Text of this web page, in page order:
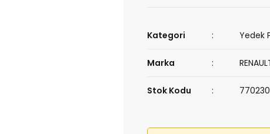
Kategori Yedek
Marka
Stok Kodu